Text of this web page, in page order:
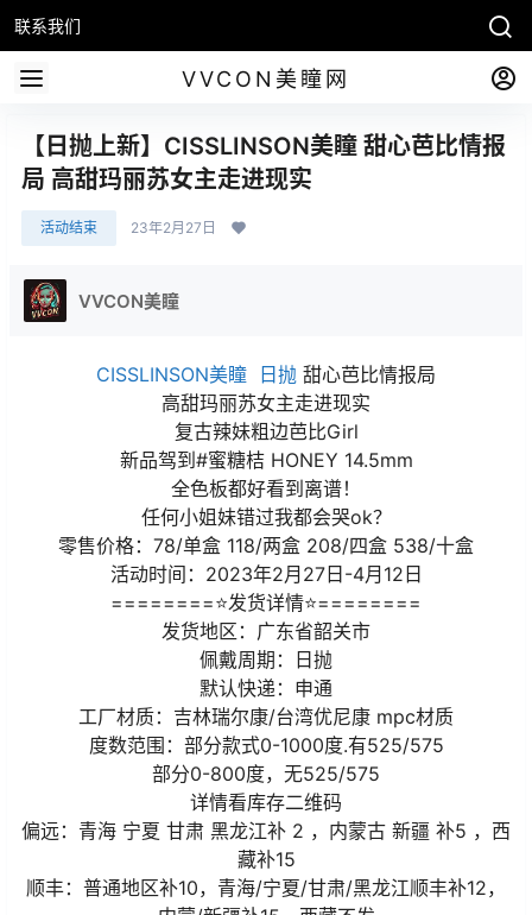
联系我们
VVCON美瞳网
【日抛上新】CISSLINSON美瞳 甜心芭比情报
局 高甜玛丽苏女主走进现实
活动结束 23年2月27日
VVCON美瞳
CISSLINSON美瞳 日抛 甜心芭比情报局
高甜玛丽苏女主走进现实
复古辣妹粗边芭比Girl
新品驾到#蜜糖桔 HONEY 14.5mm
全色板都好看到离谱！
任何小姐妹错过我都会哭ok？
零售价格：78/单盒 118/两盒 208/四盒 538/十盒
活动时间：2023年2月27日-4月12日
========⭐发货详情⭐========
发货地区：广东省韶关市
佩戴周期：日抛
默认快递：申通
工厂材质：吉林瑞尔康/台湾优尼康 mpc材质
度数范围：部分款式0-1000度.有525/575
部分0-800度，无525/575
详情看库存二维码
偏远：青海 宁夏 甘肃 黑龙江补 2 ，内蒙古 新疆 补5 ，西
藏补15
顺丰：普通地区补10，青海/宁夏/甘肃/黑龙江顺丰补12，